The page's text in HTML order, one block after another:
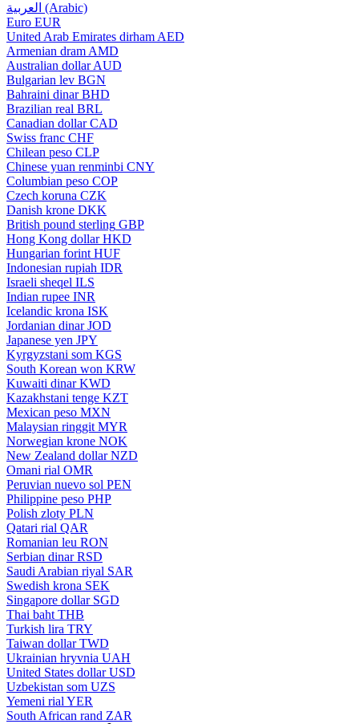
العربية (Arabic)
Euro EUR
United Arab Emirates dirham AED
Armenian dram AMD
Australian dollar AUD
Bulgarian lev BGN
Bahraini dinar BHD
Brazilian real BRL
Canadian dollar CAD
Swiss franc CHF
Chilean peso CLP
Chinese yuan renminbi CNY
Columbian peso COP
Czech koruna CZK
Danish krone DKK
British pound sterling GBP
Hong Kong dollar HKD
Hungarian forint HUF
Indonesian rupiah IDR
Israeli sheqel ILS
Indian rupee INR
Icelandic krona ISK
Jordanian dinar JOD
Japanese yen JPY
Kyrgyzstani som KGS
South Korean won KRW
Kuwaiti dinar KWD
Kazakhstani tenge KZT
Mexican peso MXN
Malaysian ringgit MYR
Norwegian krone NOK
New Zealand dollar NZD
Omani rial OMR
Peruvian nuevo sol PEN
Philippine peso PHP
Polish zloty PLN
Qatari rial QAR
Romanian leu RON
Serbian dinar RSD
Saudi Arabian riyal SAR
Swedish krona SEK
Singapore dollar SGD
Thai baht THB
Turkish lira TRY
Taiwan dollar TWD
Ukrainian hryvnia UAH
United States dollar USD
Uzbekistan som UZS
Yemeni rial YER
South African rand ZAR